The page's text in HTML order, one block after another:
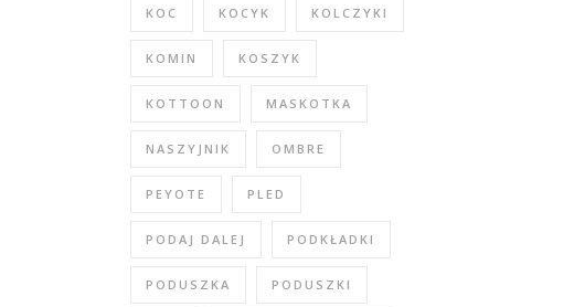
KOC KOCYK KOLCZYKI
KOMIN KOSZYK
KOTTOON MASKOTKA
NASZYJNIK OMBRE
PEYOTE PLED
PODAJ DALEJ PODKŁADKI
PODUSZKA PODUSZKI